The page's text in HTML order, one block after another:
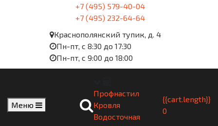
Краснополянский тупик, д. 4
Пн-пт, с 8:30 до 17:30
Пн-пт, с 9:00 до 18:00
+7 (495) 579-40-04
+7 (495) 232-64-64
Меню
Профнастил
Кровля
Водосточная
{{cart.length}}
0